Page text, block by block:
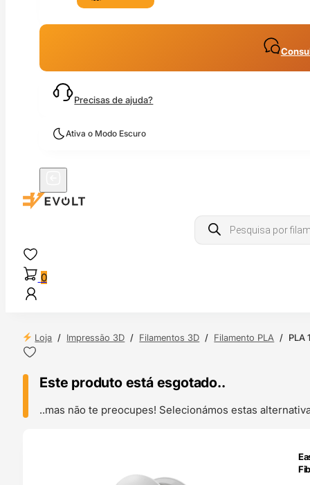
Precisas de ajuda?
Ativa o Modo Escuro
Products
search
0
Loja / Impressão 3D / Filamentos 3D / Filamento PLA / PLA
Este produto está esgotado..
..mas não te preocupes! Selecionámos estas